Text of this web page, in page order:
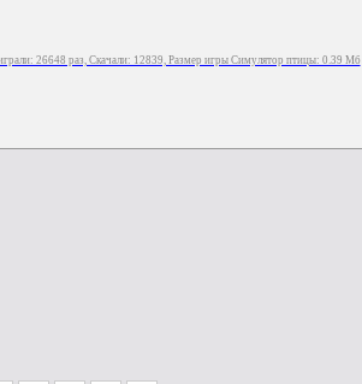
26648 раз, Скачали: 12839, Размер игры Симулятор птицы: 0.39 Мб